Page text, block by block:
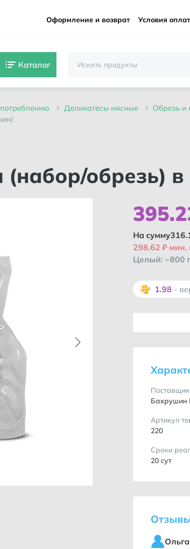
Оформление и возврат Условия
Каталог
деликатесы мясные
обрезь
(набор/
395.
На сумму
298.62 ₽ мин.
Целый: ~800 г
1.98 -
Бахрушин
Артикул
220
Сроки
20 сут
Ольга